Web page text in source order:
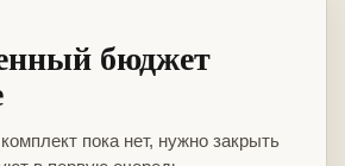
бюджет
пока нет, нужно закрыть